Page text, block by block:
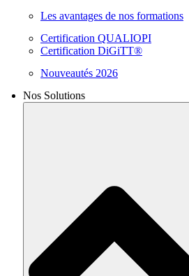
Les avantages de nos formations
Certification QUALIOPI
Certification DiGiTT®
Nouveautés 2026
Nos Solutions